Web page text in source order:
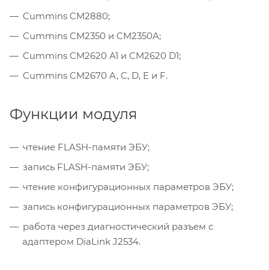
Cummins CM2880;
Cummins CM2350 и CM2350A;
Cummins CM2620 A1 и CM2620 D1;
Cummins CM2670 A, C, D, E и F.
Функции модуля
чтение FLASH-памяти ЭБУ;
запись FLASH-памяти ЭБУ;
чтение конфигурационных параметров ЭБУ;
запись конфигурационных параметров ЭБУ;
работа через диагностический разъем с
адаптером DiaLink J2534.